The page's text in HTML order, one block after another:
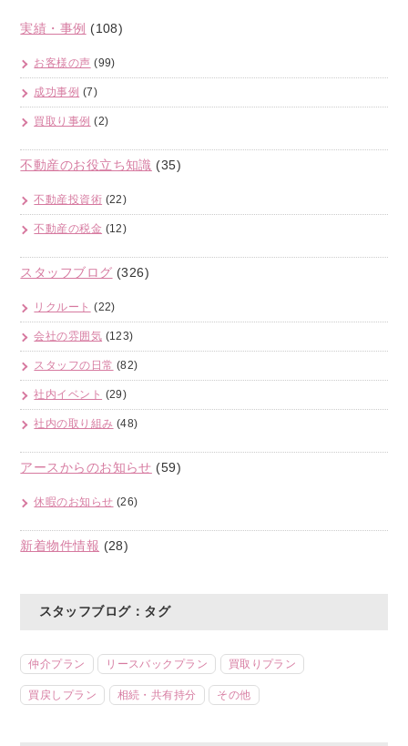
実績・事例 (108)
お客様の声 (99)
成功事例 (7)
買取り事例 (2)
不動産のお役立ち知識 (35)
不動産投資術 (22)
不動産の税金 (12)
スタッフブログ (326)
リクルート (22)
会社の雰囲気 (123)
スタッフの日常 (82)
社内イベント (29)
社内の取り組み (48)
アースからのお知らせ (59)
休暇のお知らせ (26)
新着物件情報 (28)
スタッフブログ：タグ
仲介プラン リースバックプラン 買取りプラン
買戻しプラン 相続・共有持分 その他